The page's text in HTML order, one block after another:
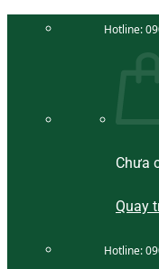
Hotline:
Chưa
Quay
Hotline: